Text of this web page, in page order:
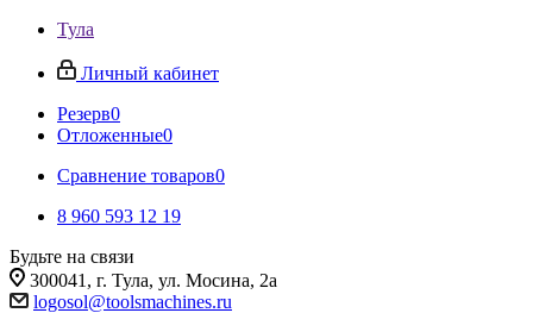
Тула
Личный кабинет
Резерв0
Отложенные0
Сравнение товаров0
8 960 593 12 19
Будьте на связи
300041, г. Тула, ул. Мосина, 2а
logosol@toolsmachines.ru